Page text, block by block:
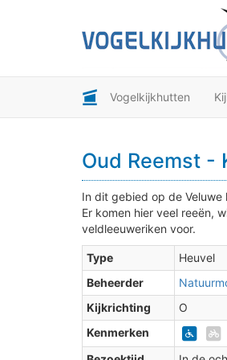
Vogelkijkhutten
Oud Reemst -
In dit gebied op de
Er komen hier veel reeën,
veldleeuweriken voor.
Type
Heuvel
Beheerder
Kijkrichting
O
Kenmerken